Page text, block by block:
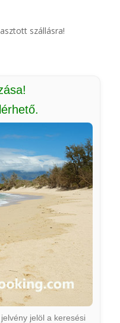
szállásra!
jelöl a keresési